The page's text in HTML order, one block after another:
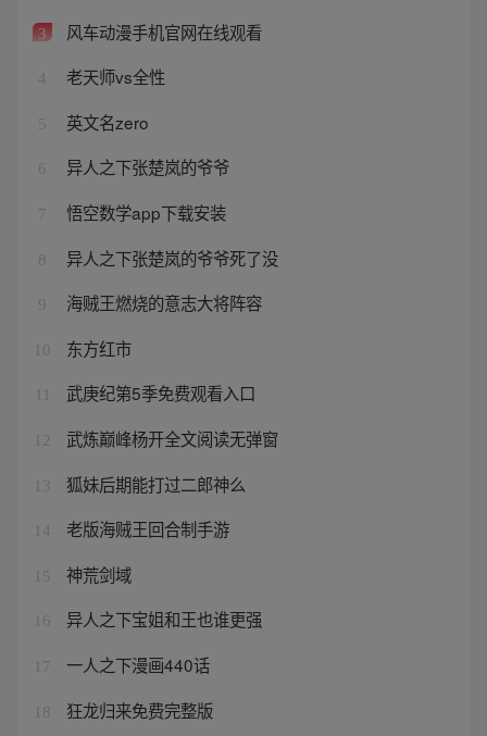
3 风车动漫手机官网在线观看
4 老天师vs全性
5 英文名zero
6 异人之下张楚岚的爷爷
7 悟空数学app下载安装
8 异人之下张楚岚的爷爷死了没
9 海贼王燃烧的意志大将阵容
10 东方红市
武庚纪第5季免费观看入口
12 武炼巅峰杨开全文阅读无弹窗
13 狐妹后期能打过二郎神么
14 老版海贼王回合制手游
15 神荒剑域
16 异人之下宝姐和王也谁更强
17 一人之下漫画440话
18 狂龙归来免费完整版